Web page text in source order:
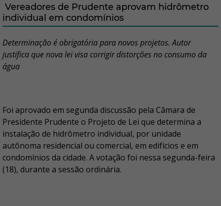
Vereadores de Prudente aprovam hidrômetro
individual em condomínios
Determinação é obrigatória para novos projetos. Autor
justifica que nova lei visa corrigir distorções no consumo da
água
Foi aprovado em segunda discussão pela Câmara de
Presidente Prudente o Projeto de Lei que determina a
instalação de hidrômetro individual, por unidade
autônoma residencial ou comercial, em edifícios e em
condomínios da cidade. A votação foi nessa segunda-feira
(18), durante a sessão ordinária.